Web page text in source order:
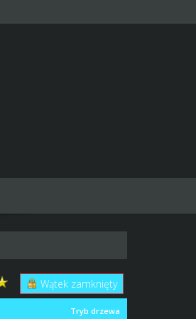
Wątek zamknięty
Tryb drzewa